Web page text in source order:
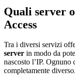
Quali server
Access
Tra i diversi servizi
server in modo da
nascosto l’IP. Ognuno
completamente diverso.